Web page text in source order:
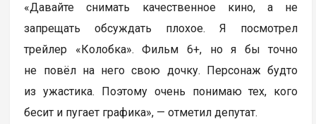
«Давайте снимать качественное кино, а не
запрещать обсуждать плохое. Я посмотрел
трейлер «Колобка». Фильм 6+, но я бы точно
не повёл на него свою дочку. Персонаж будто
из ужастика. Поэтому очень понимаю тех, кого
бесит и пугает графика», — отметил депутат.